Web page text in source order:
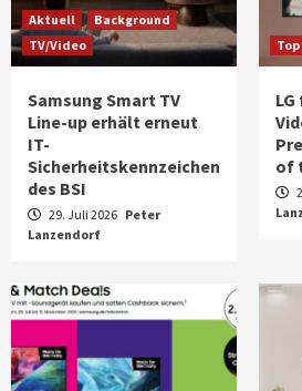
Aktuell
Background
TV/Video
Samsung Smart TV
Line-up erhält erneut
IT-
Sicherheitskennzeichen
des BSI
29. Juli 2026 Peter
Lanzendorf
of